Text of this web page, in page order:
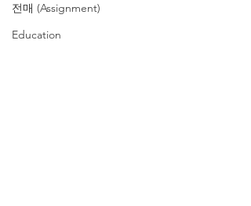
전매 (Assignment)
Education